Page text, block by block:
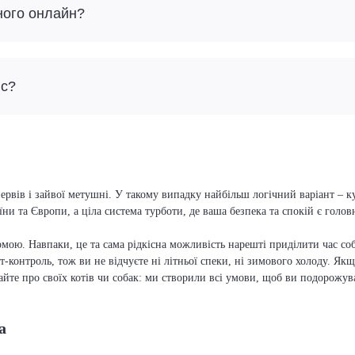
онлайн?
і зайвої метушні. У такому випадку найбільш логічний варіант
та Європи, а ціла система турботи, де ваша безпека та спокій є
Навпаки, це та сама рідкісна можливість нарешті приділити час
контроль, тож ви не відчуєте ні літньої спеки, ні зимового холоду.
про своїх котів чи собак: ми створили всі умови, щоб ви